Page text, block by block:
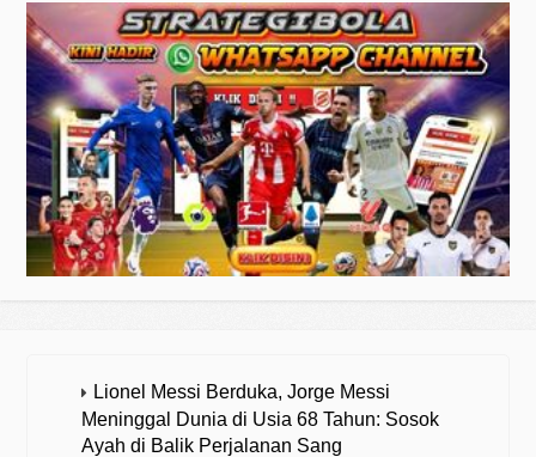
Lionel Messi Berduka, Jorge Messi
Meninggal Dunia di Usia 68 Tahun: Sosok
Ayah di Balik Perjalanan Sang